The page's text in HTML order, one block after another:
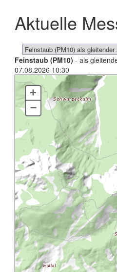
Aktuelle
Feinstaub (PM10) - als
07.08.2026 10:30
+
–